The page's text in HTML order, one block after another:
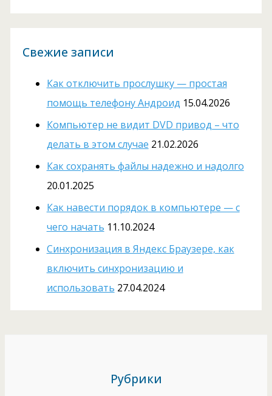
Свежие записи
Как отключить прослушку — простая
помощь телефону Андроид 15.04.2026
Компьютер не видит DVD привод – что
делать в этом случае 21.02.2026
Как сохранять файлы надежно и надолго
20.01.2025
Как навести порядок в компьютере — с
чего начать 11.10.2024
Cинхронизация в Яндекс Браузере, как
включить синхронизацию и
использовать 27.04.2024
Рубрики